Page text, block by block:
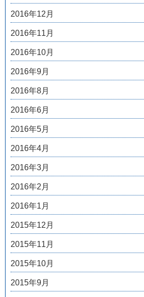
2016年12月
2016年11月
2016年10月
2016年9月
2016年8月
2016年6月
2016年5月
2016年4月
2016年3月
2016年2月
2016年1月
2015年12月
2015年11月
2015年10月
2015年9月